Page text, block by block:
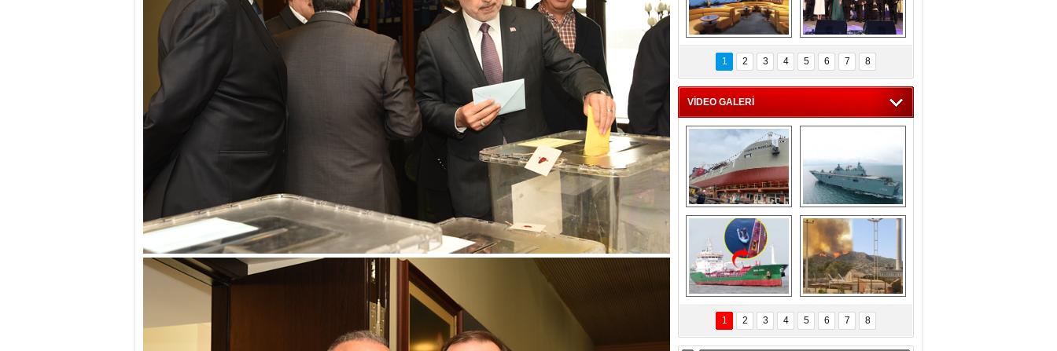
MSC'den 55 milyon
euroluk turizm geliri
müjdesi
5. Bosphorus Ship
Brokers Dinner,
İstanbul’da yapıldı
1 2 3 4 5 6 7 8
VİDEO GALERİ
Çeksan Tersanesi,
Başaran Bayrak
tankerini suya
indirdi
TCG Anadolu,
tersane teknik
seyrini tamamladı
Göçmenlerin
imdadına Türk
sahipli MINA DENIZ
yetişti
Milas’taki yangın
yeniden termik
santrallere doğru
ilerliyor
1 2 3 4 5 6 7 8